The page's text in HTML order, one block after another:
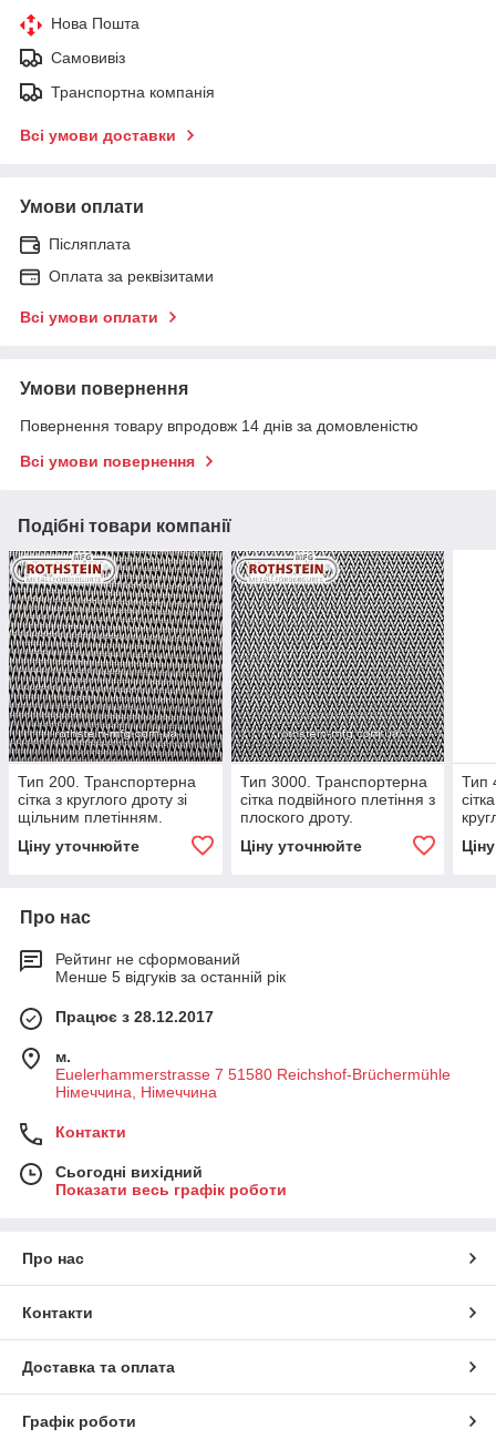
Нова Пошта
Самовивіз
Транспортна компанія
Всі умови доставки
Умови оплати
Післяплата
Оплата за реквізитами
Всі умови оплати
Умови повернення
Повернення товару впродовж 14 днів за домовленістю
Всі умови повернення
Подібні товари компанії
Тип 200. Транспортерна
сітка з круглого дроту зі
щільним плетінням.
Ціну уточнюйте
Тип 3000. Транспортерна
сітка подвійного плетіння з
плоского дроту.
Ціну уточнюйте
Тип
Про нас
Рейтинг не сформований
Менше 5 відгуків за останній рік
Працює з 28.12.2017
м.
Euelerhammerstrasse 7 51580 Reichshof-Brüchermühle
Німеччина, Німеччина
Контакти
Сьогодні вихідний
Показати весь графік роботи
Про нас
Контакти
Доставка та оплата
Графік роботи